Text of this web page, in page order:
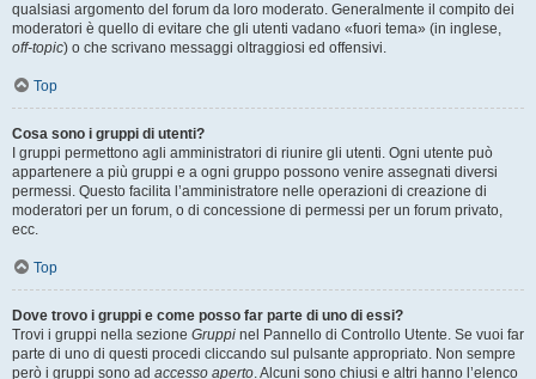
qualsiasi argomento del forum da loro moderato. Generalmente il compito dei
moderatori è quello di evitare che gli utenti vadano «fuori tema» (in inglese,
off-topic) o che scrivano messaggi oltraggiosi ed offensivi.
Top
Cosa sono i gruppi di utenti?
I gruppi permettono agli amministratori di riunire gli utenti. Ogni utente può
appartenere a più gruppi e a ogni gruppo possono venire assegnati diversi
permessi. Questo facilita l’amministratore nelle operazioni di creazione di
moderatori per un forum, o di concessione di permessi per un forum privato,
ecc.
Top
Dove trovo i gruppi e come posso far parte di uno di essi?
Trovi i gruppi nella sezione Gruppi nel Pannello di Controllo Utente. Se vuoi far
parte di uno di questi procedi cliccando sul pulsante appropriato. Non sempre
però i gruppi sono ad accesso aperto. Alcuni sono chiusi e altri hanno l’elenco